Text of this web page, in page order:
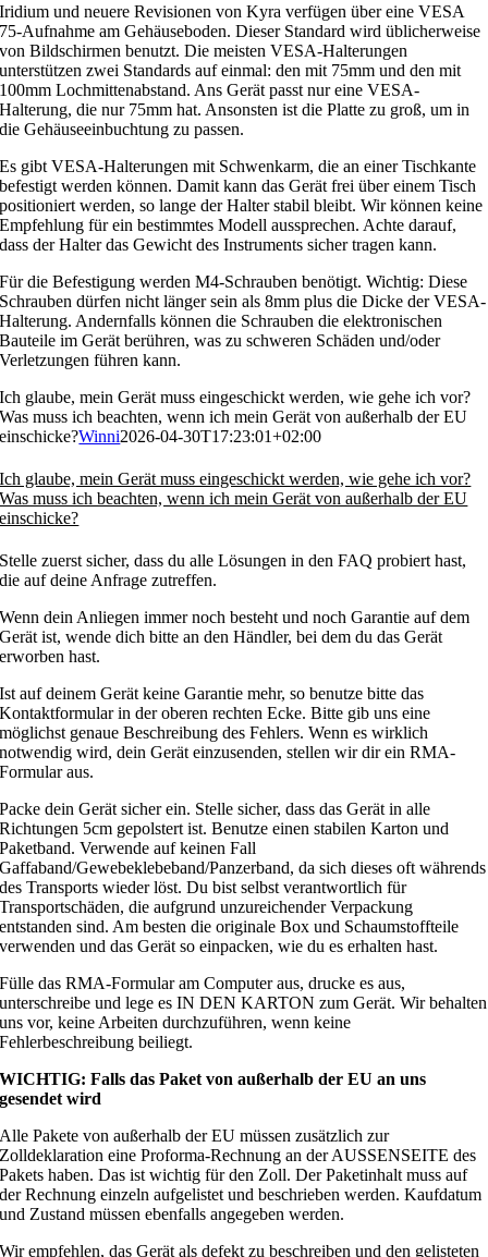
Iridium und neuere Revisionen von Kyra verfügen über eine VESA
75-Aufnahme am Gehäuseboden. Dieser Standard wird üblicherweise
von Bildschirmen benutzt. Die meisten VESA-Halterungen
unterstützen zwei Standards auf einmal: den mit 75mm und den mit
100mm Lochmittenabstand. Ans Gerät passt nur eine VESA-
Halterung, die nur 75mm hat. Ansonsten ist die Platte zu groß, um in
die Gehäuseeinbuchtung zu passen.
Es gibt VESA-Halterungen mit Schwenkarm, die an einer Tischkante
befestigt werden können. Damit kann das Gerät frei über einem Tisch
positioniert werden, so lange der Halter stabil bleibt. Wir können keine
Empfehlung für ein bestimmtes Modell aussprechen. Achte darauf,
dass der Halter das Gewicht des Instruments sicher tragen kann.
Für die Befestigung werden M4-Schrauben benötigt. Wichtig: Diese
Schrauben dürfen nicht länger sein als 8mm plus die Dicke der VESA-
Halterung. Andernfalls können die Schrauben die elektronischen
Bauteile im Gerät berühren, was zu schweren Schäden und/oder
Verletzungen führen kann.
Ich glaube, mein Gerät muss eingeschickt werden, wie gehe ich vor?
Was muss ich beachten, wenn ich mein Gerät von außerhalb der EU
einschicke?Winni2026-04-30T17:23:01+02:00
Ich glaube, mein Gerät muss eingeschickt werden, wie gehe ich vor?
Was muss ich beachten, wenn ich mein Gerät von außerhalb der EU
einschicke?
Stelle zuerst sicher, dass du alle Lösungen in den FAQ probiert hast,
die auf deine Anfrage zutreffen.
Wenn dein Anliegen immer noch besteht und noch Garantie auf dem
Gerät ist, wende dich bitte an den Händler, bei dem du das Gerät
erworben hast.
Ist auf deinem Gerät keine Garantie mehr, so benutze bitte das
Kontaktformular in der oberen rechten Ecke. Bitte gib uns eine
möglichst genaue Beschreibung des Fehlers. Wenn es wirklich
notwendig wird, dein Gerät einzusenden, stellen wir dir ein RMA-
Formular aus.
Packe dein Gerät sicher ein. Stelle sicher, dass das Gerät in alle
Richtungen 5cm gepolstert ist. Benutze einen stabilen Karton und
Paketband. Verwende auf keinen Fall
Gaffaband/Gewebeklebeband/Panzerband, da sich dieses oft währends
des Transports wieder löst. Du bist selbst verantwortlich für
Transportschäden, die aufgrund unzureichender Verpackung
entstanden sind. Am besten die originale Box und Schaumstoffteile
verwenden und das Gerät so einpacken, wie du es erhalten hast.
Fülle das RMA-Formular am Computer aus, drucke es aus,
unterschreibe und lege es IN DEN KARTON zum Gerät. Wir behalten
uns vor, keine Arbeiten durchzuführen, wenn keine
Fehlerbeschreibung beiliegt.
WICHTIG: Falls das Paket von außerhalb der EU an uns
gesendet wird
Alle Pakete von außerhalb der EU müssen zusätzlich zur
Zolldeklaration eine Proforma-Rechnung an der AUSSENSEITE des
Pakets haben. Das ist wichtig für den Zoll. Der Paketinhalt muss auf
der Rechnung einzeln aufgelistet und beschrieben werden. Kaufdatum
und Zustand müssen ebenfalls angegeben werden.
Wir empfehlen, das Gerät als defekt zu beschreiben und den gelisteten